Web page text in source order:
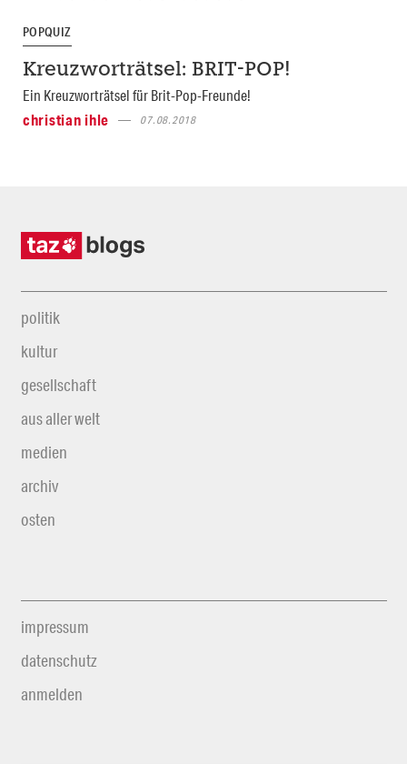
POPQUIZ
Kreuzworträtsel: BRIT-POP!
Ein Kreuzworträtsel für Brit-Pop-Freunde!
christian ihle
07.08.2018
politik
kultur
gesellschaft
aus aller welt
medien
archiv
osten
impressum
datenschutz
anmelden